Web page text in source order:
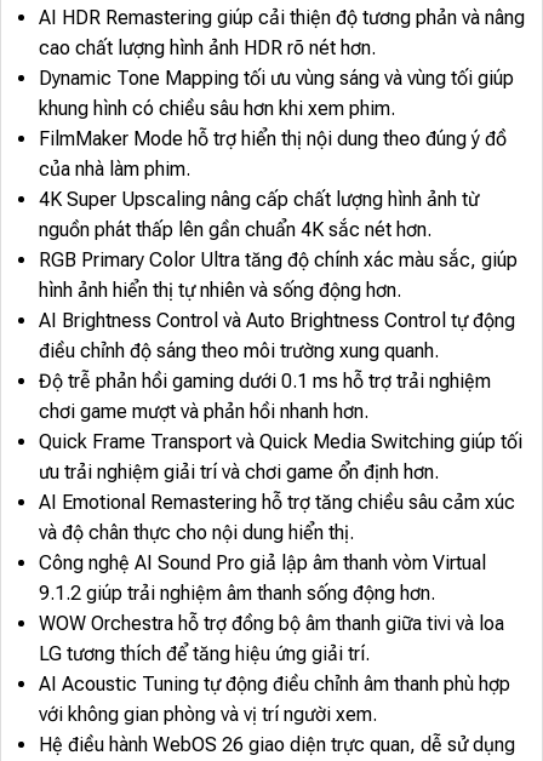
AI HDR Remastering giúp cải thiện độ tương phản và nâng
cao chất lượng hình ảnh HDR rõ nét hơn.
Dynamic Tone Mapping tối ưu vùng sáng và vùng tối giúp
khung hình có chiều sâu hơn khi xem phim.
FilmMaker Mode hỗ trợ hiển thị nội dung theo đúng ý đồ
của nhà làm phim.
4K Super Upscaling nâng cấp chất lượng hình ảnh từ
nguồn phát thấp lên gần chuẩn 4K sắc nét hơn.
RGB Primary Color Ultra tăng độ chính xác màu sắc, giúp
hình ảnh hiển thị tự nhiên và sống động hơn.
AI Brightness Control và Auto Brightness Control tự động
điều chỉnh độ sáng theo môi trường xung quanh.
Độ trễ phản hồi gaming dưới 0.1 ms hỗ trợ trải nghiệm
chơi game mượt và phản hồi nhanh hơn.
Quick Frame Transport và Quick Media Switching giúp tối
ưu trải nghiệm giải trí và chơi game ổn định hơn.
AI Emotional Remastering hỗ trợ tăng chiều sâu cảm xúc
và độ chân thực cho nội dung hiển thị.
Công nghệ AI Sound Pro giả lập âm thanh vòm Virtual
9.1.2 giúp trải nghiệm âm thanh sống động hơn.
WOW Orchestra hỗ trợ đồng bộ âm thanh giữa tivi và loa
LG tương thích để tăng hiệu ứng giải trí.
AI Acoustic Tuning tự động điều chỉnh âm thanh phù hợp
với không gian phòng và vị trí người xem.
Hệ điều hành WebOS 26 giao diện trực quan, dễ sử dụng